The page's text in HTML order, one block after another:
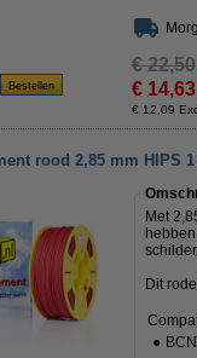
€ 22,50
€ 14,63
€ 12,09
rood 2,85 mm HIPS
Met
Dit
●